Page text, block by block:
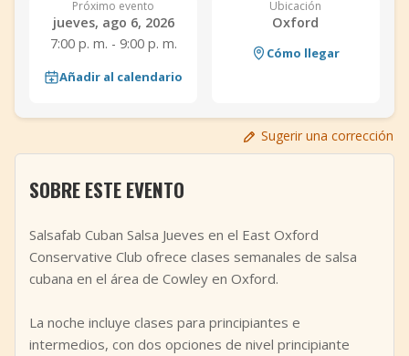
Próximo evento
jueves, ago 6, 2026
7:00 p. m. - 9:00 p. m.
Añadir al calendario
Ubicación
Oxford
Cómo llegar
Sugerir una corrección
SOBRE ESTE EVENTO
Salsafab Cuban Salsa Jueves en el East Oxford
Conservative Club ofrece clases semanales de salsa
cubana en el área de Cowley en Oxford.
La noche incluye clases para principiantes e
intermedios, con dos opciones de nivel principiante